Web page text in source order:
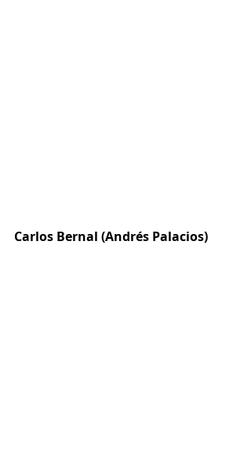
Carlos Bernal (Andrés Palacios)